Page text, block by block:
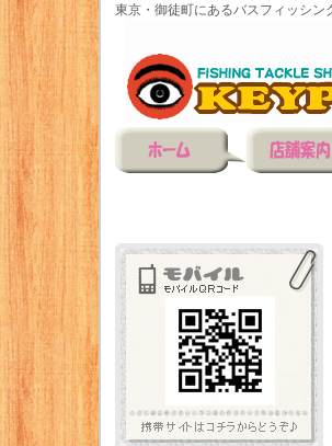
東京・御徒町にあるバスフィッシ